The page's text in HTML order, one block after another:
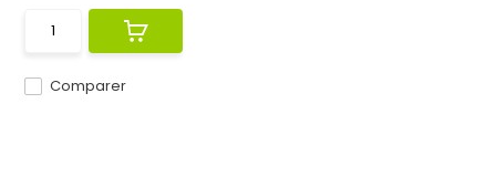
Comparer